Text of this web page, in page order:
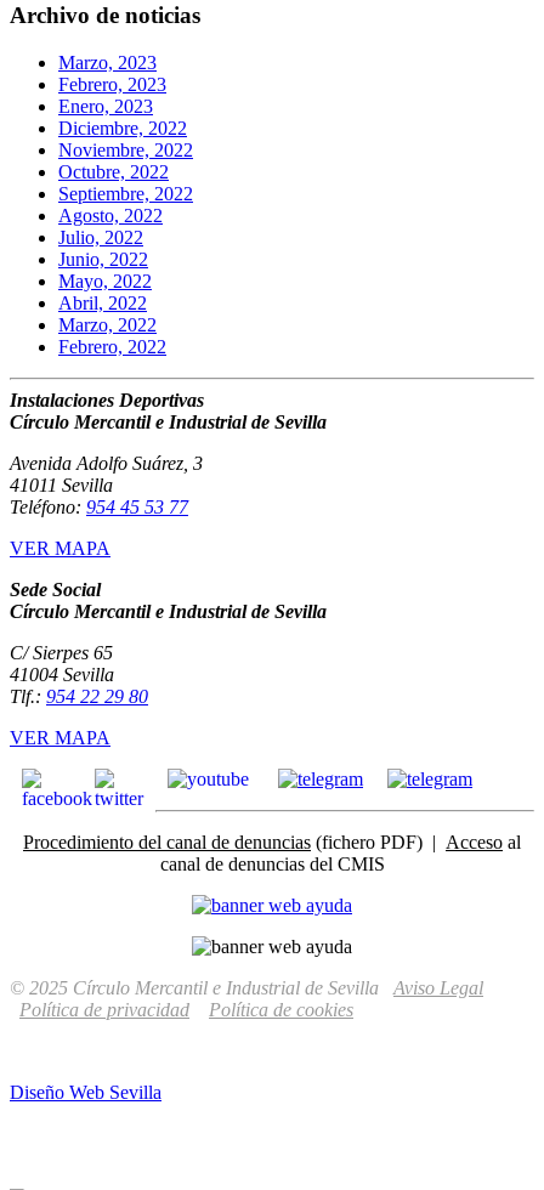
Archivo de noticias
Marzo, 2023
Febrero, 2023
Enero, 2023
Diciembre, 2022
Noviembre, 2022
Octubre, 2022
Septiembre, 2022
Agosto, 2022
Julio, 2022
Junio, 2022
Mayo, 2022
Abril, 2022
Marzo, 2022
Febrero, 2022
Instalaciones Deportivas
Círculo Mercantil e Industrial de Sevilla
Avenida Adolfo Suárez, 3
41011 Sevilla
Teléfono: 954 45 53 77
VER MAPA
Sede Social
Círculo Mercantil e Industrial de Sevilla
C/ Sierpes 65
41004 Sevilla
Tlf.: 954 22 29 80
VER MAPA
Procedimiento del canal de denuncias (fichero PDF) | Acceso al
canal de denuncias del CMIS
© 2025 Círculo Mercantil e Industrial de Sevilla Aviso Legal
Política de privacidad
Política de cookies
Diseño Web Sevilla